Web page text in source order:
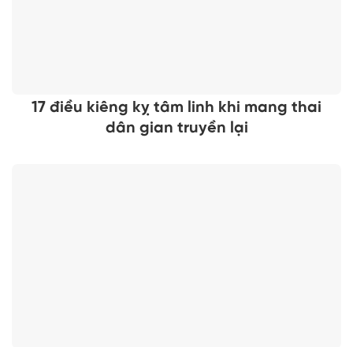
17 điều kiêng kỵ tâm linh khi mang thai
dân gian truyền lại